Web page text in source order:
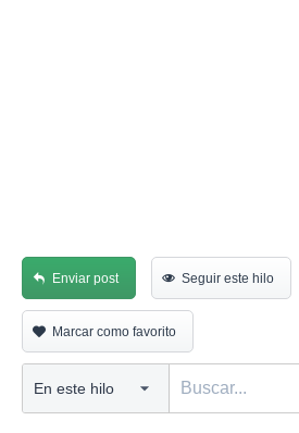
Enviar post Seguir este hilo
Marcar como favorito